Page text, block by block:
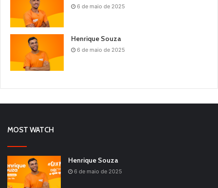
6 de maio de 2025
Henrique Souza
6 de maio de 2025
MOST WATCH
Henrique Souza
6 de maio de 2025